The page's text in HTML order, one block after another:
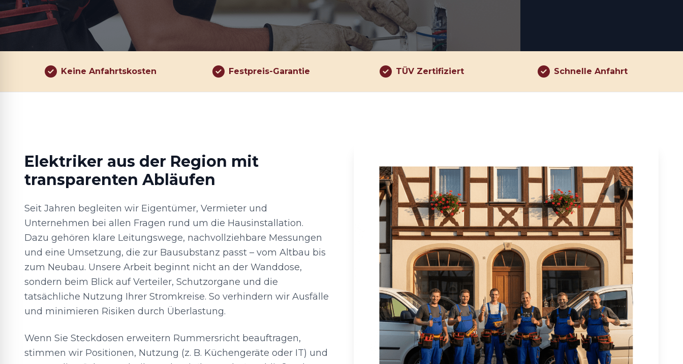
Keine Anfahrtskosten Festpreis-Garantie TÜV Zertifiziert Schnelle Anfahrt
Elektriker aus der Region mit
transparenten Abläufen
Seit Jahren begleiten wir Eigentümer, Vermieter und
Unternehmen bei allen Fragen rund um die Hausinstallation.
Dazu gehören klare Leitungswege, nachvollziehbare Messungen
und eine Umsetzung, die zur Bausubstanz passt – vom Altbau bis
zum Neubau. Unsere Arbeit beginnt nicht an der Wanddose,
sondern beim Blick auf Verteiler, Schutzorgane und die
tatsächliche Nutzung Ihrer Stromkreise. So verhindern wir Ausfälle
und minimieren Risiken durch Überlastung.
Wenn Sie Steckdosen erweitern Rummersricht beauftragen,
stimmen wir Positionen, Nutzung (z. B. Küchengeräte oder IT) und